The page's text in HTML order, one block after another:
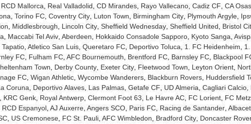
RCD Mallorca Real Valladolid CD Mirandes Rayo Vallecano Cadiz CF CA
Torino FC Coventry City Luton Town Birmingham City Plymouth Argyle
Middlesbrough Lincoln City Sheffield Wednesday Sheffield United Bristol
Maccabi Tel Aviv Aberdeen Hokkaido Consadole Sapporo Kyoto Sanga
Tapatio Atletico San Luis Queretaro FC Deportivo Toluca 1. FC Heidenheim
FC Fulham FC AFC Bournemouth Brentford FC Barnsley FC Blackpool
Town Derby County Exeter City Fleetwood Town Leyton Orient
FC Wigan Athletic Wycombe Wanderers Blackburn Rovers Huddersfield
Coruna Deportivo Alaves Las Palmas Getafe CF UD Almeria Cagliari Calcio
KRC Genk Royal Antwerp Clermont Foot 63 Le Havre AC FC Lorient FC Metz
RCD Espanyol AJ Auxerre Angers SCO Paris FC Racing de Santander
US Cremonese FC St. Pauli AFC Wimbledon Bradford City Doncaster